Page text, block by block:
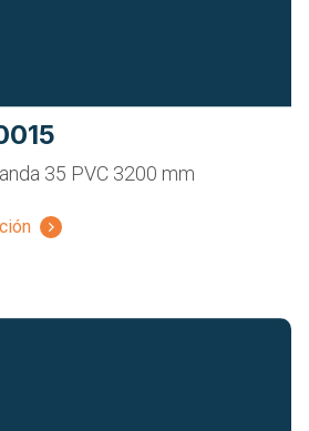
35 PVC 3200 mm